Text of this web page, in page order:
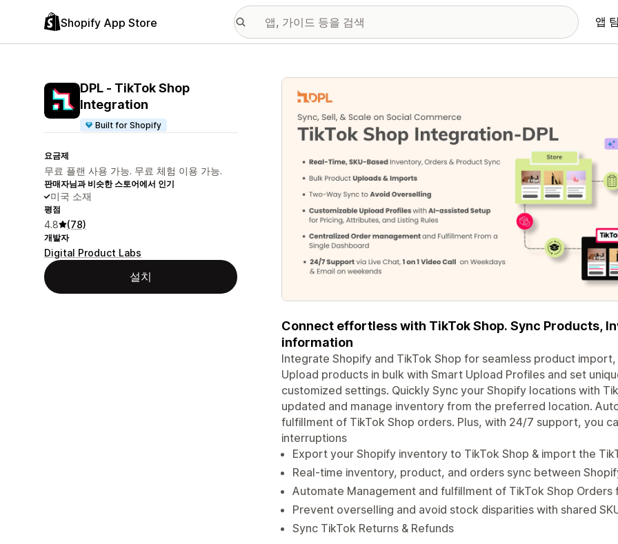
Shopify App Store 앱
DPL ‑ TikTok Shop
Integration
Built for Shopify
요금제
무료 플랜 사용 가능. 무료 체험 이용 가능.
판매자님과 비슷한 스토어에서 인기
미국 소재
평점
4.8 (78)
개발자
Digital Product Labs
설치
추천 이미지 갤러리
Connect effortless with TikTok Shop. Sync Products,
information
Integrate Shopify and TikTok Shop for seamless product
Upload products in bulk with Smart Upload Profiles and set
customized settings. Quickly Sync your Shopify locations with
updated and manage inventory from the preferred location.
fulfillment of TikTok Shop orders. Plus, with 24/7 support, you
interruptions
Export your Shopify inventory to TikTok Shop & import the
Real-time inventory, product, and orders sync between
Automate Management and fulfillment of TikTok Shop Orders
Prevent overselling and avoid stock disparities with shared
Sync TikTok Returns & Refunds